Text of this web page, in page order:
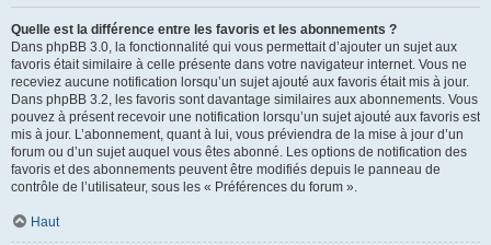
Quelle est la différence entre les favoris et les abonnements ?
Dans phpBB 3.0, la fonctionnalité qui vous permettait d’ajouter un sujet aux
favoris était similaire à celle présente dans votre navigateur internet. Vous ne
receviez aucune notification lorsqu’un sujet ajouté aux favoris était mis à jour.
Dans phpBB 3.2, les favoris sont davantage similaires aux abonnements. Vous
pouvez à présent recevoir une notification lorsqu’un sujet ajouté aux favoris est
mis à jour. L’abonnement, quant à lui, vous préviendra de la mise à jour d’un
forum ou d’un sujet auquel vous êtes abonné. Les options de notification des
favoris et des abonnements peuvent être modifiés depuis le panneau de
contrôle de l’utilisateur, sous les « Préférences du forum ».
Haut